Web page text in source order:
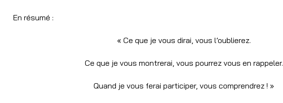
En résumé :
« Ce que je vous dirai, vous l’oublierez.
Ce que je vous montrerai, vous pourrez vous en rappeler.
Quand je vous ferai participer, vous comprendrez ! »